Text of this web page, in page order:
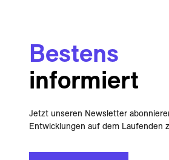
Bestens
informiert
Jetzt unseren Newsletter
Entwicklungen auf dem Laufenden